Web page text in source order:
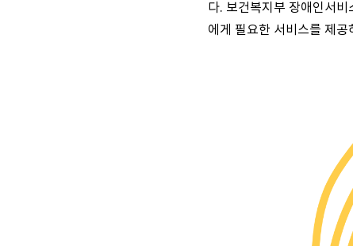
다. 보건복지부 장애인서
에게 필요한 서비스를 제